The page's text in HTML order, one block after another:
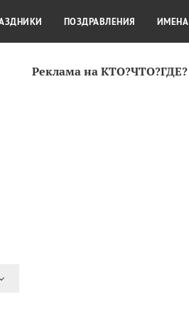
Реклама на КТО?ЧТО?ГДЕ?
КРАСОТА
ПОЗДРАВЛЕНИЯ ИМЕНА